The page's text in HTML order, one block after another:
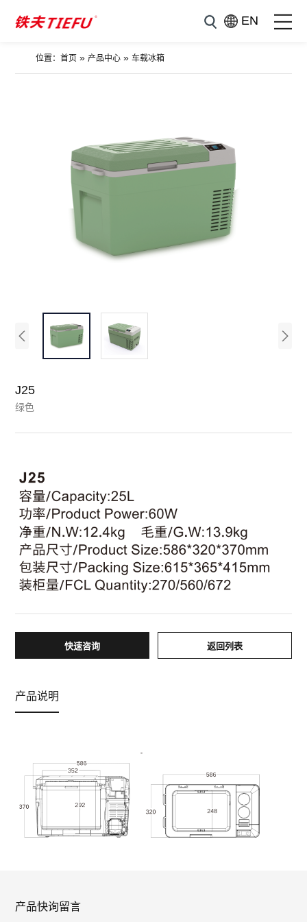
EN
位置：首页 » 产品中心 »车载冰箱
J25
绿色
快速咨询 返回列表
产品说明
产品快询留言